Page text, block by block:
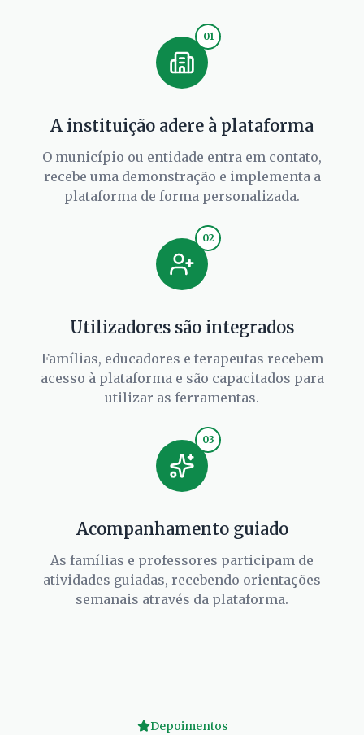
01
A instituição adere à plataforma
O município ou entidade entra em contato,
recebe uma demonstração e implementa a
plataforma de forma personalizada.
02
Utilizadores são integrados
Famílias, educadores e terapeutas recebem
acesso à plataforma e são capacitados para
utilizar as ferramentas.
03
Acompanhamento guiado
As famílias e professores participam de
atividades guiadas, recebendo orientações
semanais através da plataforma.
Depoimentos